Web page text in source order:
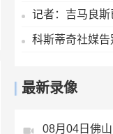
最新录像